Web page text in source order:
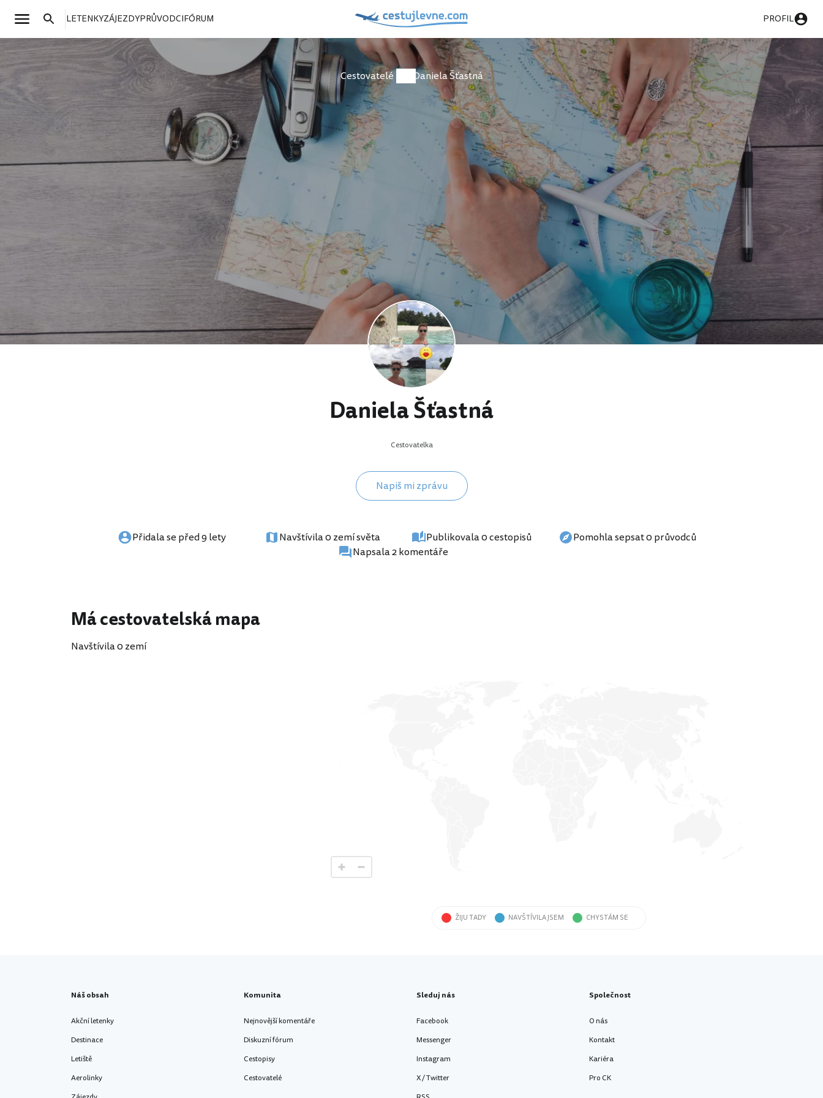
LETENKYZÁJEZDYPRŮVODCIFÓRUM PROFIL
Cestovatelé Daniela Šťastná
Daniela Šťastná
Cestovatelka
Napiš mi zprávu
Přidala se před 9 lety Navštívila 0 zemí světa Publikovala 0 cestopisů
Pomohla sepsat 0 průvodců
Napsala 2 komentáře
Má cestovatelská mapa
Navštívila 0 zemí
ŽIJU TADY NAVŠTÍVILA JSEM CHYSTÁM SE
Náš obsah
Akční letenky
Destinace
Letiště
Aerolinky
Komunita
Nejnovější komentáře
Diskuzní fórum
Cestopisy
Cestovatelé
Sleduj nás
Facebook
Messenger
Instagram
X / Twitter
Společnost
O nás
Kontakt
Kariéra
Pro CK